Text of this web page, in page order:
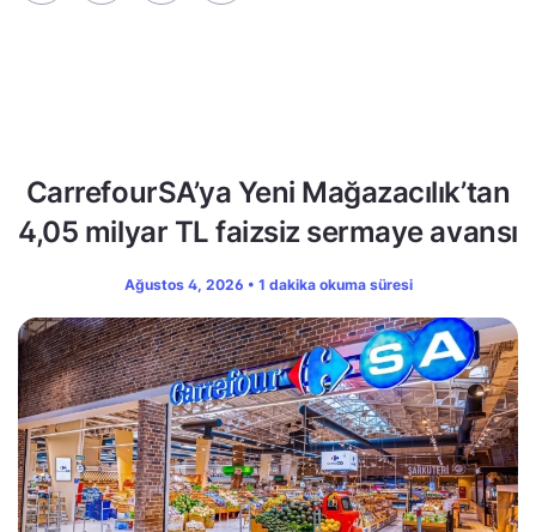
CarrefourSA’ya Yeni Mağazacılık’tan
4,05 milyar TL faizsiz sermaye avansı
Ağustos 4, 2026 • 1 dakika okuma süresi